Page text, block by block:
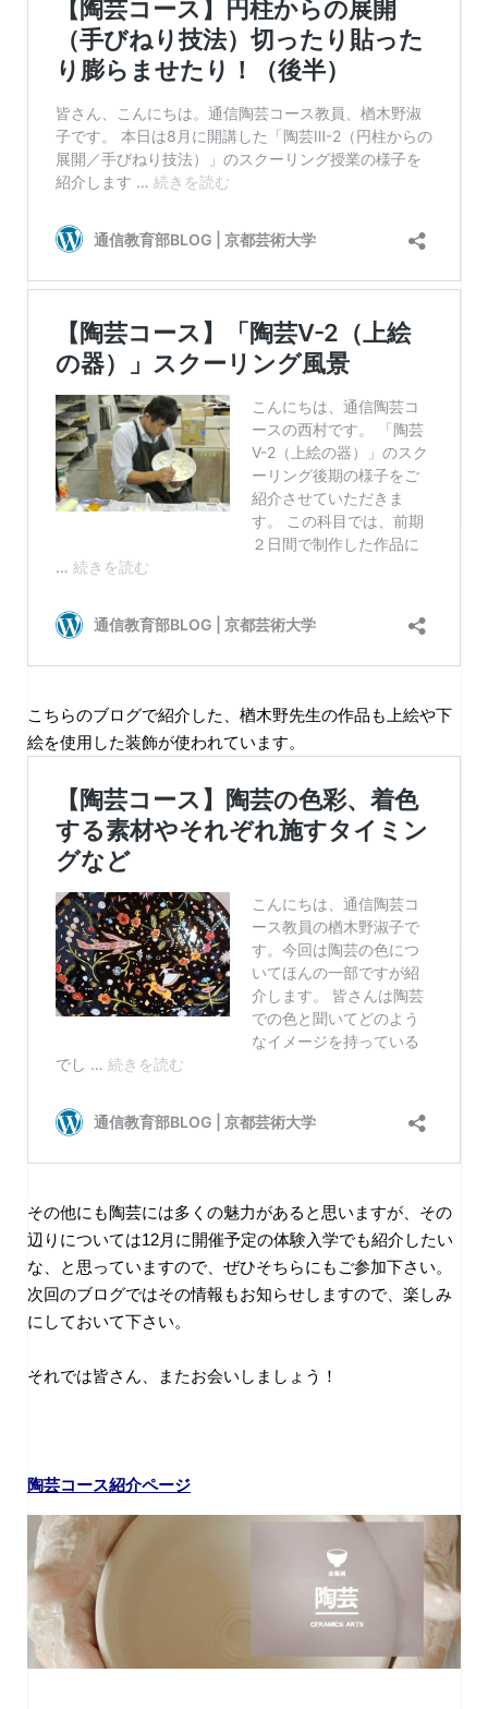
こちらのブログで紹介した、楢木野先生の作品も上絵や下
絵を使用した装飾が使われています。
その他にも陶芸には多くの魅力があると思いますが、その
辺りについては12月に開催予定の体験入学でも紹介したい
な、と思っていますので、ぜひそちらにもご参加下さい。
次回のブログではその情報もお知らせしますので、楽しみ
にしておいて下さい。
それでは皆さん、またお会いしましょう！
陶芸コース紹介ページ